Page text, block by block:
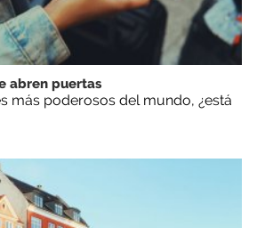
abren puertas
más poderosos del mundo, ¿está